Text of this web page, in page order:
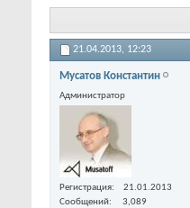
21.04.2013, 12:23
Мусатов Константин
Администратор
Регистрация
21.01.2013
Сообщений
3,089